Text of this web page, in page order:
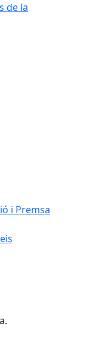
de la
i Premsa